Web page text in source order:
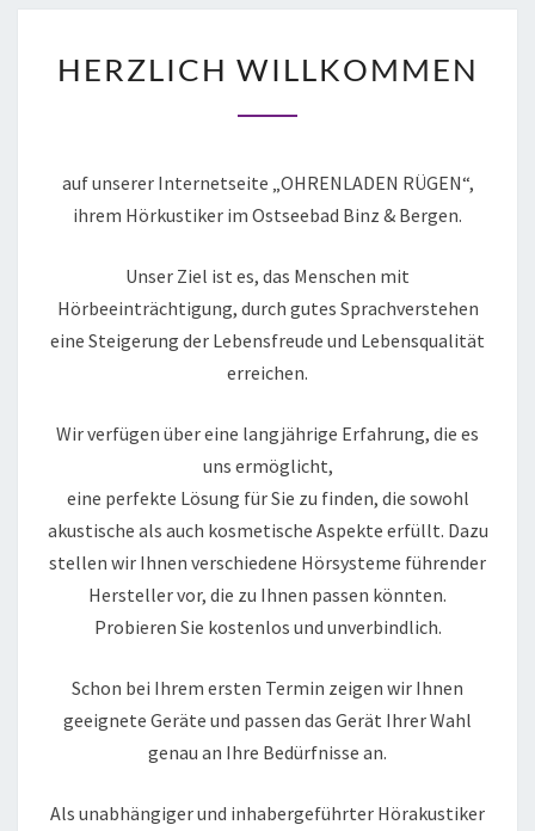
WILLKOMMEN
HERZLICH WILLKOMMEN
auf unserer Internetseite „OHRENLADEN RÜGEN“,
ihrem Hörkustiker im Ostseebad Binz & Bergen.
Unser Ziel ist es, das Menschen mit
Hörbeeinträchtigung, durch gutes Sprachverstehen
eine Steigerung der Lebensfreude und Lebensqualität
erreichen.
Wir verfügen über eine langjährige Erfahrung, die es
uns ermöglicht,
eine perfekte Lösung für Sie zu finden, die sowohl
akustische als auch kosmetische Aspekte erfüllt. Dazu
stellen wir Ihnen verschiedene Hörsysteme führender
Hersteller vor, die zu Ihnen passen könnten.
Probieren Sie kostenlos und unverbindlich.
Schon bei Ihrem ersten Termin zeigen wir Ihnen
geeignete Geräte und passen das Gerät Ihrer Wahl
genau an Ihre Bedürfnisse an.
Als unabhängiger und inhabergeführter Hörakustiker